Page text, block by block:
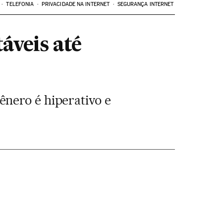
TELEFONIA PRIVACIDADE NA INTERNET SEGURANÇA INTERNET
até
é hiperativo e